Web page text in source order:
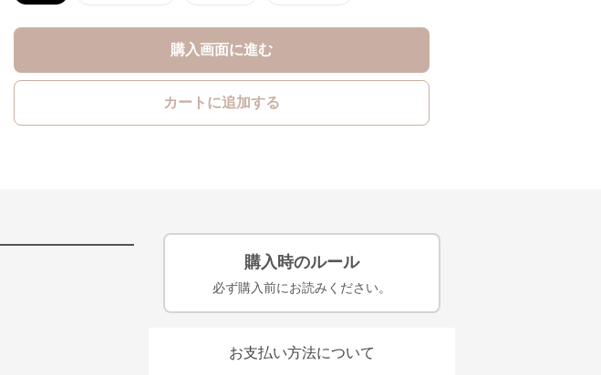
購入画面に進む
カートに追加する
購入時のルール
必ず購入前にお読みください。
お支払い方法について